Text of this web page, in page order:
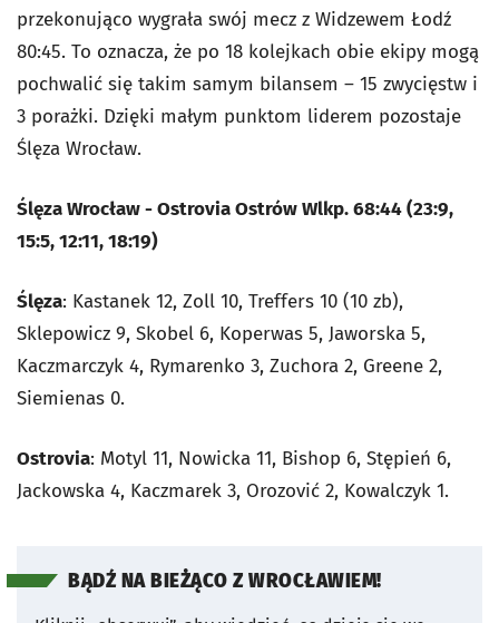
przekonująco wygrała swój mecz z Widzewem Łodź
80:45. To oznacza, że po 18 kolejkach obie ekipy mogą
pochwalić się takim samym bilansem – 15 zwycięstw i
3 porażki. Dzięki małym punktom liderem pozostaje
Ślęza Wrocław.
Ślęza Wrocław - Ostrovia Ostrów Wlkp. 68:44 (23:9,
15:5, 12:11, 18:19)
Ślęza: Kastanek 12, Zoll 10, Treffers 10 (10 zb),
Sklepowicz 9, Skobel 6, Koperwas 5, Jaworska 5,
Kaczmarczyk 4, Rymarenko 3, Zuchora 2, Greene 2,
Siemienas 0.
Ostrovia: Motyl 11, Nowicka 11, Bishop 6, Stępień 6,
Jackowska 4, Kaczmarek 3, Orozović 2, Kowalczyk 1.
BĄDŹ NA BIEŻĄCO Z WROCŁAWIEM!